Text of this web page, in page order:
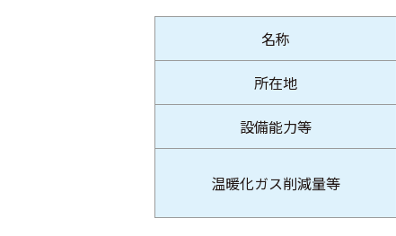
名称
所在地
設備能力等
温暖化ガス削減量等